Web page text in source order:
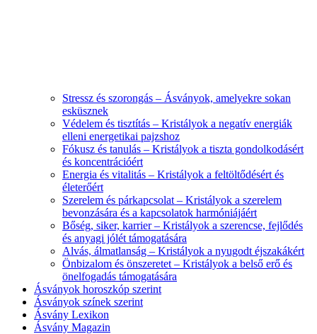
Stressz és szorongás – Ásványok, amelyekre sokan
esküsznek
Védelem és tisztítás – Kristályok a negatív energiák
elleni energetikai pajzshoz
Fókusz és tanulás – Kristályok a tiszta gondolkodásért
és koncentrációért
Energia és vitalitás – Kristályok a feltöltődésért és
életerőért
Szerelem és párkapcsolat – Kristályok a szerelem
bevonzására és a kapcsolatok harmóniájáért
Bőség, siker, karrier – Kristályok a szerencse, fejlődés
és anyagi jólét támogatására
Alvás, álmatlanság – Kristályok a nyugodt éjszakákért
Önbizalom és önszeretet – Kristályok a belső erő és
önelfogadás támogatására
Ásványok horoszkóp szerint
Ásványok színek szerint
Ásvány Lexikon
Ásvány Magazin